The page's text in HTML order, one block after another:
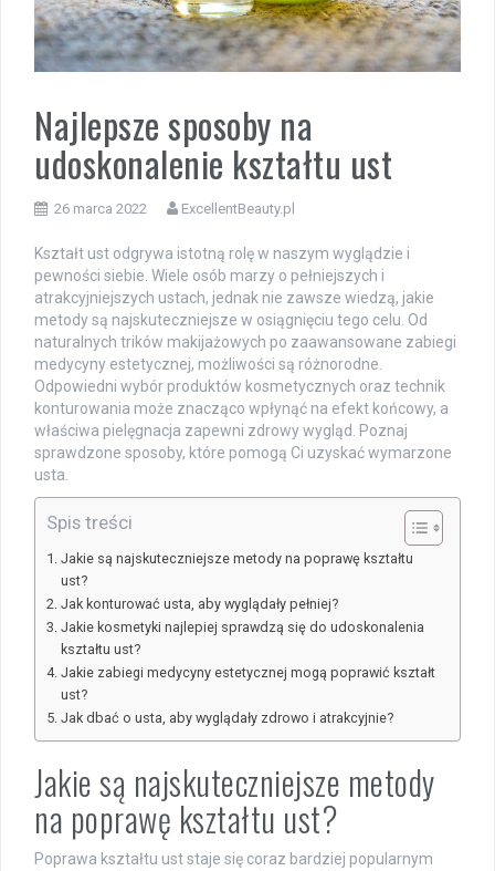
Najlepsze sposoby na
udoskonalenie kształtu ust
26 marca 2022 ExcellentBeauty.pl
Kształt ust odgrywa istotną rolę w naszym wyglądzie i
pewności siebie. Wiele osób marzy o pełniejszych i
atrakcyjniejszych ustach, jednak nie zawsze wiedzą, jakie
metody są najskuteczniejsze w osiągnięciu tego celu. Od
naturalnych trików makijażowych po zaawansowane zabiegi
medycyny estetycznej, możliwości są różnorodne.
Odpowiedni wybór produktów kosmetycznych oraz technik
konturowania może znacząco wpłynąć na efekt końcowy, a
właściwa pielęgnacja zapewni zdrowy wygląd. Poznaj
sprawdzone sposoby, które pomogą Ci uzyskać wymarzone
usta.
Spis treści
Jakie są najskuteczniejsze metody na poprawę kształtu
ust?
Jak konturować usta, aby wyglądały pełniej?
Jakie kosmetyki najlepiej sprawdzą się do udoskonalenia
kształtu ust?
Jakie zabiegi medycyny estetycznej mogą poprawić kształt
ust?
Jak dbać o usta, aby wyglądały zdrowo i atrakcyjnie?
Jakie są najskuteczniejsze metody
na poprawę kształtu ust?
Poprawa kształtu ust staje się coraz bardziej popularnym